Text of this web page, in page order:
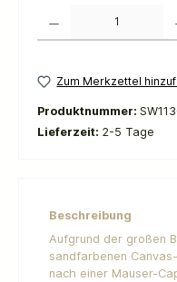
Zum Merkzettel
Produktnummer:
Lieferzeit: 2-5 Tage
Beschreibung
Aufgrund der großen
sandfarbenen
nach einer Mauser-